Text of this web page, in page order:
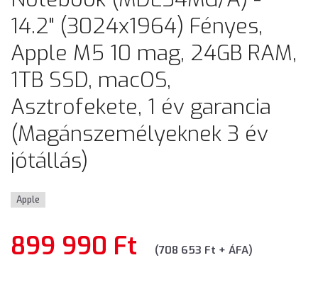
14.2" (3024x1964) Fényes,
Apple M5 10 mag, 24GB RAM,
1TB SSD, macOS,
Asztrofekete, 1 év garancia
(Magánszemélyeknek 3 év
jótállás)
Apple
899 990 Ft (708 653 Ft + ÁFA)